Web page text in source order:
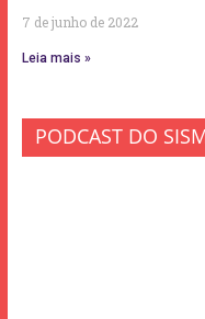
7 de junho de 2022
Leia mais »
PODCAST DO